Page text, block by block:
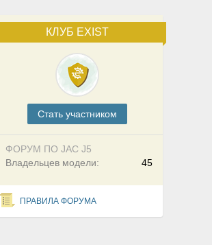
КЛУБ EXIST
Cтать участником
ФОРУМ ПО JAC J5
45
Владельцев модели:
ПРАВИЛА ФОРУМА